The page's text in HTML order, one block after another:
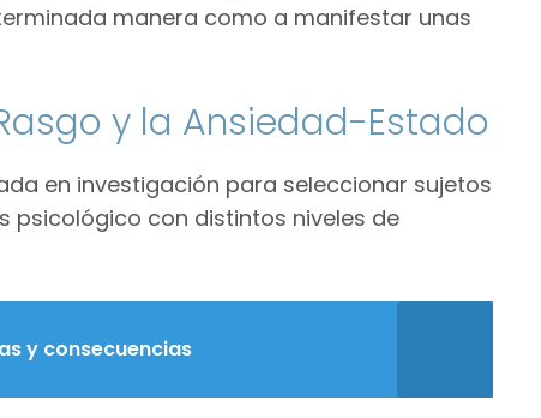
manera como a manifestar unas
y la Ansiedad-Estado
en investigación para seleccionar sujetos
psicológico con distintos niveles de
y consecuencias